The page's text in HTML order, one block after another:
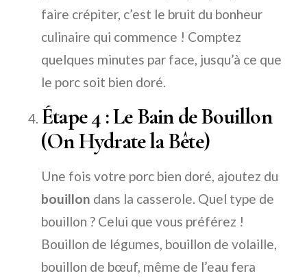
faire crépiter, c’est le bruit du bonheur
culinaire qui commence ! Comptez
quelques minutes par face, jusqu’à ce que
le porc soit bien doré.
Étape 4 : Le Bain de Bouillon
(On Hydrate la Bête)
Une fois votre porc bien doré, ajoutez du
bouillon dans la casserole. Quel type de
bouillon ? Celui que vous préférez !
Bouillon de légumes, bouillon de volaille,
bouillon de bœuf, même de l’eau fera